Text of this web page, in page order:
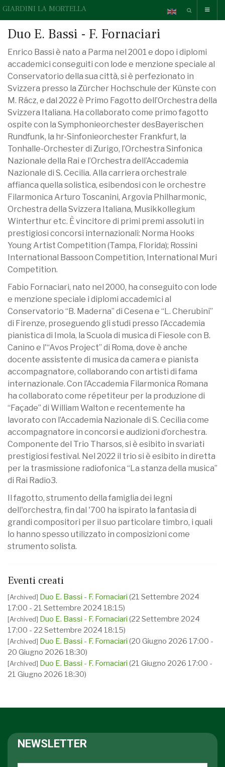
GIARDINI LA MORTELLA
Duo E. Bassi - F. Fornaciari
Enrico Bassi è nato a Parma nel 2001 e dopo i diplomi
accademici conseguiti con lode e menzione speciale al
Conservatorio della sua città, si è perfezionato in
Svizzera presso la Zürcher Hochschule der Künste con
M. Rácz, e dal 2022 è Primo Fagotto dell’Orchestra della
Svizzera Italiana. Ha collaborato come primo fagotto
ospite con la Symphonieorchester desBayerischen
Rundfunk, la hr-Sinfonieorchester Frankfurt, la
Tonhalle-Orchester di Zurigo, l’Orchestra Sinfonica
Nazionale della Rai e l’Orchestra dell’Accademia
Nazionale di S. Cecilia. Alla carriera orchestrale
affianca quella solistica, esibendosi con le orchestre
Filarmonica Arturo Toscanini, Argovia Philharmonic,
Orchestra della Svizzera Italiana, Musikkollegium
Winterthur etc. È vincitore di primi premi assoluti in
prestigiosi concorsi internazionali: Norma Hooks
Young Artist Competition (Tampa, Florida); Rossini
International Bassoon Competition, International Muri
Competition.
Fabio Fornaciari, nato nel 2000, ha conseguito con lode
e menzione speciale i diplomi accademici al
Conservatorio “B. Maderna” di Cesena e “L. Cherubini”
di Firenze, proseguendo gli studi presso l’Accademia
pianistica di Imola, la Scuola di musica di Fiesole con B.
Canino e l'“Avos Project” di Roma, dove è anche
docente assistente di musica da camera e pianista
accompagnatore, collaborando con artisti di fama
internazionale. Con l’Accademia Filarmonica Romana
ha collaborato come répetiteur per la produzione di
“Façade” di William Walton e recentemente ha
lavorato con l’Accademia Nazionale di S. Cecilia come
accompagnatore in concorsi e audizioni d’orchestra.
Componente del Trio Tharsos, si è esibito in svariati
prestigiosi festival. Nel 2022 il trio si è esibito in diretta
per la trasmissione radiofonica “La stanza della musica”
di Rai Radio3.
Il fagotto, strumento della famiglia dei legni
dell'orchestra, fin dal '700 ha ispirato la fantasia di
grandi compositori per il suo particolare timbro, i quali
lo hanno spesso utilizzato in composizioni come
strumento solista.
Eventi creati
[Archived] Duo E. Bassi - F. Fornaciari (21 Settembre 2024
17:00 - 21 Settembre 2024 18:15)
[Archived] Duo E. Bassi - F. Fornaciari (22 Settembre 2024
17:00 - 22 Settembre 2024 18:15)
[Archived] Duo E. Bassi - F. Fornaciari (20 Giugno 2026 17:00 -
20 Giugno 2026 18:30)
[Archived] Duo E. Bassi - F. Fornaciari (21 Giugno 2026 17:00 -
21 Giugno 2026 18:30)
NEWSLETTER